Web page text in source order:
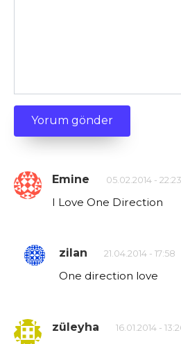
Emine 05.02.2014 - 22:23
I Love One Direction
zilan 21.04.2014 - 17:58
One direction love
züleyha 16.01.2014 -